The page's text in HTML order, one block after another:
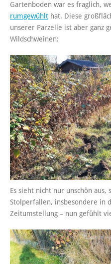
Gartenboden war es fraglich,
rumgewühlt hat. Diese
unserer Parzelle ist aber ganz
Wildschweinen:
Es sieht nicht nur unschön aus,
Stolperfallen, insbesondere in
Zeitumstellung – nun gefühlt